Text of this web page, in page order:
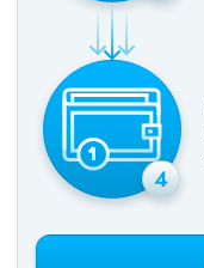
4